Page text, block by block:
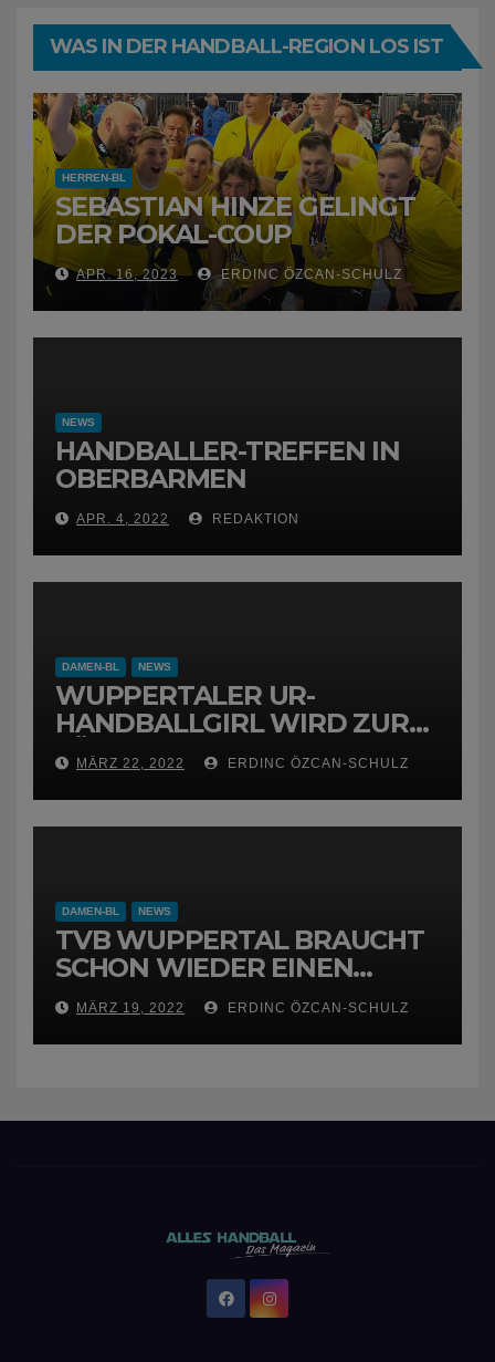
WAS IN DER HANDBALL-REGION LOS IST
HERREN-BL
SEBASTIAN HINZE GELINGT
DER POKAL-COUP
APR. 16, 2023 ERDINC ÖZCAN-SCHULZ
NEWS
HANDBALLER-TREFFEN IN
OBERBARMEN
APR. 4, 2022 REDAKTION
DAMEN-BL NEWS
WUPPERTALER UR-
HANDBALLGIRL WIRD ZUR
FÜCHSIN
MÄRZ 22, 2022 ERDINC ÖZCAN-SCHULZ
DAMEN-BL NEWS
TVB WUPPERTAL BRAUCHT
SCHON WIEDER EINEN
NEUEN TRAINER
MÄRZ 19, 2022 ERDINC ÖZCAN-SCHULZ